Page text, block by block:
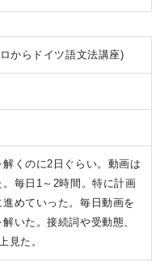
からドイツ語文法講座)
くのに2日ぐらい。動画は
毎日1～2時間。特に計画
めていった。毎日動画を
いた。接続詞や受動態、
見た。